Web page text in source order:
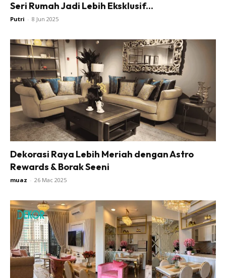
Seri Rumah Jadi Lebih Eksklusif...
Putri - 8 Jun 2025
Dekorasi Raya Lebih Meriah dengan Astro
Rewards & Borak Seeni
muaz - 26 Mac 2025